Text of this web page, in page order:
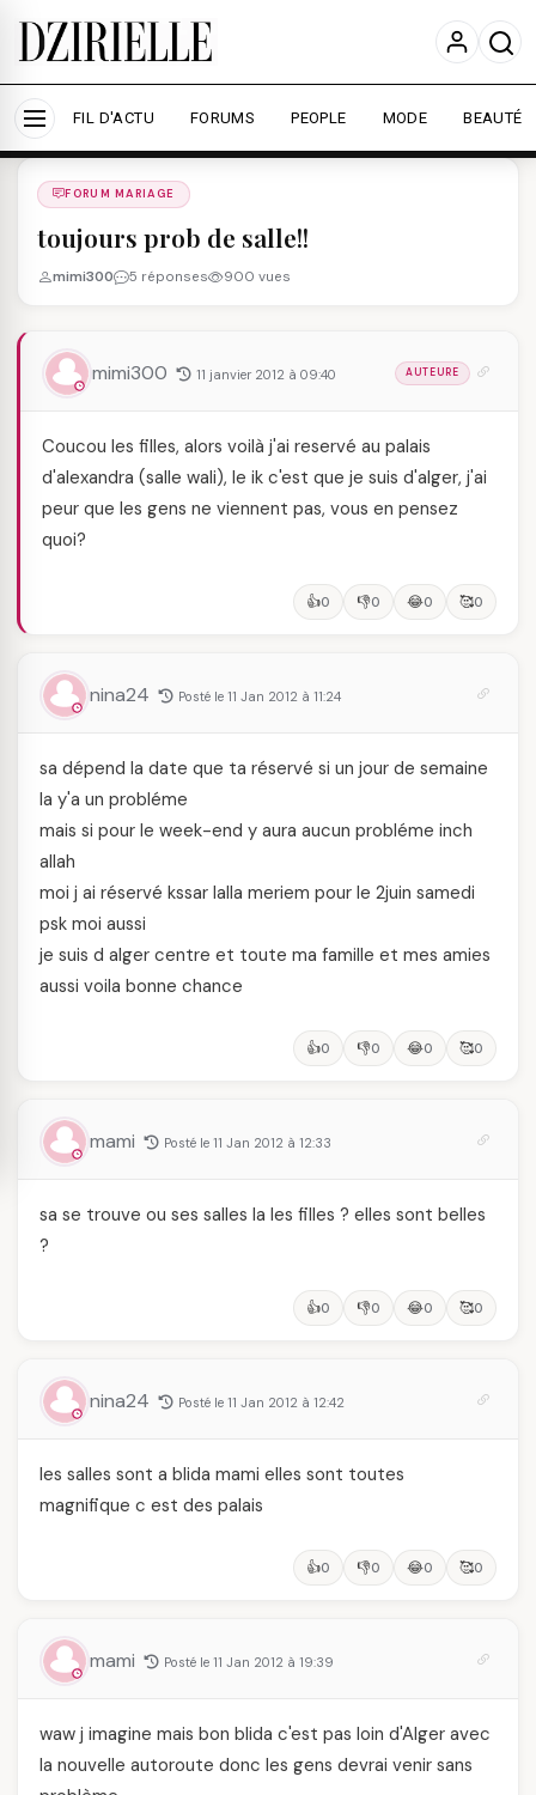
Nous utilisons des cookies pour améliorer votre
expérience et mesurer l'audience.
En savoir plus
Accepter tout Personnaliser
FIL D'ACTU FORUMS PEOPLE MODE BEAUTÉ
Forums
FORUM MARIAGE
toujours prob de salle!!
mimi300 5 réponses 900 vues
mimi300 11 janvier 2012 à 09:40 AUTEURE
Coucou les filles, alors voilà j'ai reservé au palais
d'alexandra (salle wali), le ik c'est que je suis d'alger, j'ai
peur que les gens ne viennent pas, vous en pensez
quoi?
👍0 👎0 😂0 🥰0
nina24 Posté le 11 Jan 2012 à 11:24
sa dépend la date que ta réservé si un jour de semaine
la y'a un probléme
mais si pour le week-end y aura aucun probléme inch
allah
moi j ai réservé kssar lalla meriem pour le 2juin samedi
psk moi aussi
je suis d alger centre et toute ma famille et mes amies
aussi voila bonne chance
👍0 👎0 😂0 🥰0
mami Posté le 11 Jan 2012 à 12:33
sa se trouve ou ses salles la les filles ? elles sont belles
?
👍0 👎0 😂0 🥰0
nina24 Posté le 11 Jan 2012 à 12:42
les salles sont a blida mami elles sont toutes
magnifique c est des palais
👍0 👎0 😂0 🥰0
mami Posté le 11 Jan 2012 à 19:39
waw j imagine mais bon blida c'est pas loin d'Alger avec
la nouvelle autoroute donc les gens devrai venir sans